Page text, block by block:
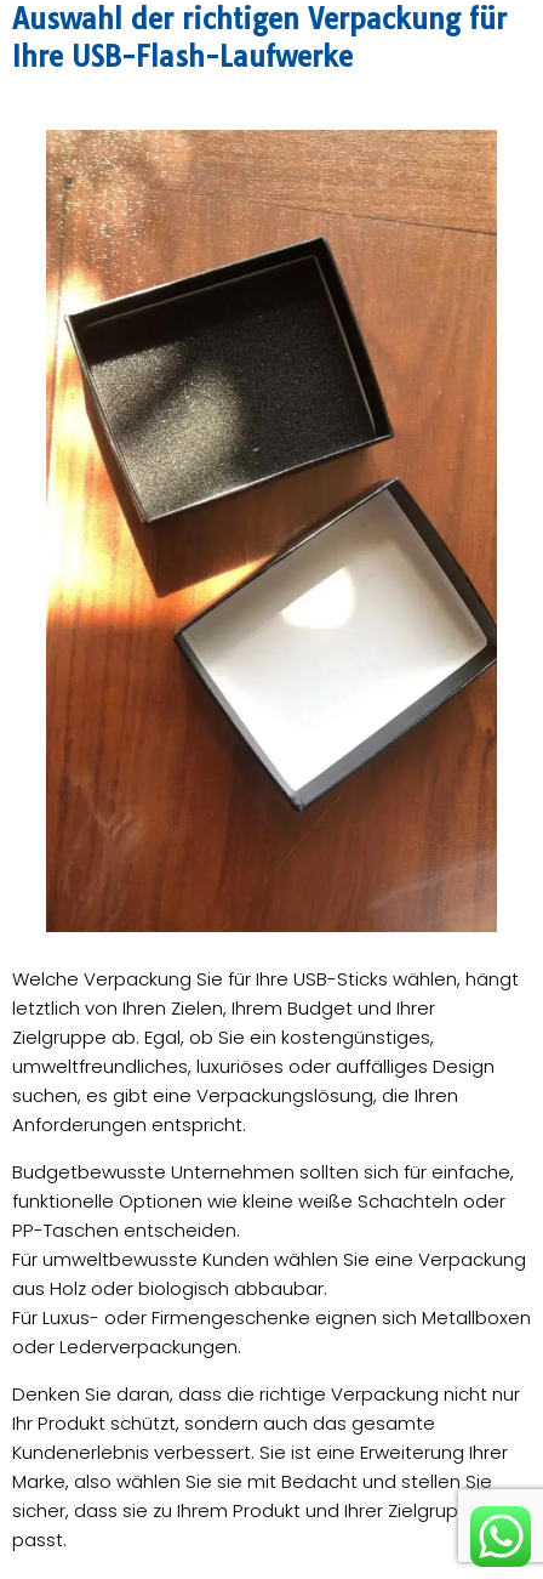
Auswahl der richtigen Verpackung für
Ihre USB-Flash-Laufwerke
Welche Verpackung Sie für Ihre USB-Sticks wählen, hängt
letztlich von Ihren Zielen, Ihrem Budget und Ihrer
Zielgruppe ab. Egal, ob Sie ein kostengünstiges,
umweltfreundliches, luxuriöses oder auffälliges Design
suchen, es gibt eine Verpackungslösung, die Ihren
Anforderungen entspricht.
Budgetbewusste Unternehmen sollten sich für einfache,
funktionelle Optionen wie kleine weiße Schachteln oder
PP-Taschen entscheiden.
Für umweltbewusste Kunden wählen Sie eine Verpackung
aus Holz oder biologisch abbaubar.
Für Luxus- oder Firmengeschenke eignen sich Metallboxen
oder Lederverpackungen.
Denken Sie daran, dass die richtige Verpackung nicht nur
Ihr Produkt schützt, sondern auch das gesamte
Kundenerlebnis verbessert. Sie ist eine Erweiterung Ihrer
Marke, also wählen Sie sie mit Bedacht und stellen Sie
sicher, dass sie zu Ihrem Produkt und Ihrer Zielgruppe
passt.